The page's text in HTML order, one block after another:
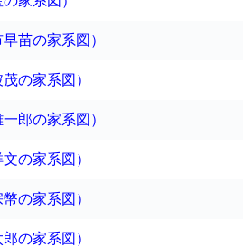
苗の家系図）
の家系図）
郎の家系図）
の家系図）
の家系図）
の家系図）